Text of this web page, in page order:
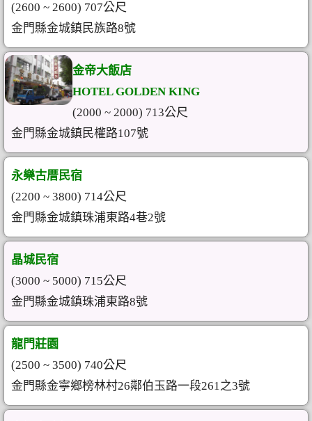
(2600 ~ 2600) 707公尺
金門縣金城鎮民族路8號
金帝大飯店
HOTEL GOLDEN KING
(2000 ~ 2000) 713公尺
金門縣金城鎮民權路107號
永樂古厝民宿
(2200 ~ 3800) 714公尺
金門縣金城鎮珠浦東路4巷2號
晶城民宿
(3000 ~ 5000) 715公尺
金門縣金城鎮珠浦東路8號
龍門莊園
(2500 ~ 3500) 740公尺
金門縣金寧鄉榜林村26鄰伯玉路一段261之3號